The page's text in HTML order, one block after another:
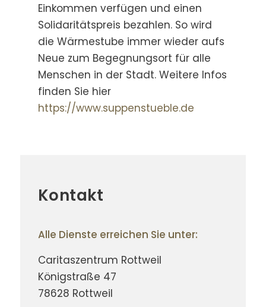
Einkommen verfügen und einen
Solidaritätspreis bezahlen. So wird
die Wärmestube immer wieder aufs
Neue zum Begegnungsort für alle
Menschen in der Stadt. Weitere Infos
finden Sie hier
https://www.suppenstueble.de
Kontakt
Alle Dienste erreichen Sie unter:
Caritaszentrum Rottweil
Königstraße 47
78628 Rottweil